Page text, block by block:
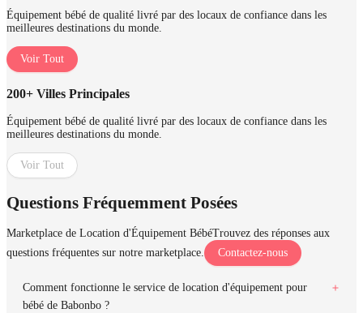
Équipement bébé de qualité livré par des locaux de confiance dans les
meilleures destinations du monde.
Voir Tout
200+ Villes Principales
Équipement bébé de qualité livré par des locaux de confiance dans les
meilleures destinations du monde.
Voir Tout
Questions Fréquemment Posées
Marketplace de Location d'Équipement BébéTrouvez des réponses aux
questions fréquentes sur notre marketplace.
Contactez-nous
Comment fonctionne le service de location d'équipement pour
bébé de Babonbo ?